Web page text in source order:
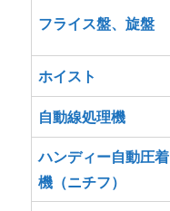
フライス盤、旋盤
ホイスト
自動線処理機
ハンディー自動圧着
機（ニチフ）